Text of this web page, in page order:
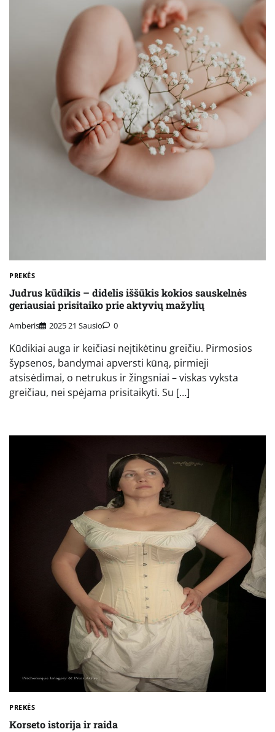
PREKĖS
Judrus kūdikis – didelis iššūkis kokios sauskelnės
geriausiai prisitaiko prie aktyvių mažylių
Amberis 2025 21 Sausio 0
Kūdikiai auga ir keičiasi neįtikėtinu greičiu. Pirmosios
šypsenos, bandymai apversti kūną, pirmieji
atsisėdimai, o netrukus ir žingsniai – viskas vyksta
greičiau, nei spėjama prisitaikyti. Su […]
PREKĖS
Korseto istorija ir raida